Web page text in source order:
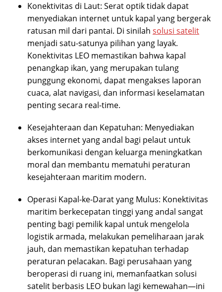
Konektivitas di Laut: Serat optik tidak dapat
menyediakan internet untuk kapal yang bergerak
ratusan mil dari pantai. Di sinilah solusi satelit
menjadi satu-satunya pilihan yang layak.
Konektivitas LEO memastikan bahwa kapal
penangkap ikan, yang merupakan tulang
punggung ekonomi, dapat mengakses laporan
cuaca, alat navigasi, dan informasi keselamatan
penting secara real-time.
Kesejahteraan dan Kepatuhan: Menyediakan
akses internet yang andal bagi pelaut untuk
berkomunikasi dengan keluarga meningkatkan
moral dan membantu mematuhi peraturan
kesejahteraan maritim modern.
Operasi Kapal-ke-Darat yang Mulus: Konektivitas
maritim berkecepatan tinggi yang andal sangat
penting bagi pemilik kapal untuk mengelola
logistik armada, melakukan pemeliharaan jarak
jauh, dan memastikan kepatuhan terhadap
peraturan pelacakan. Bagi perusahaan yang
beroperasi di ruang ini, memanfaatkan solusi
satelit berbasis LEO bukan lagi kemewahan—ini